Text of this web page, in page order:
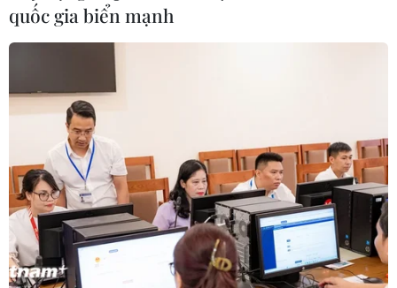
Nam thanh niên bị ngộ độc khí ôxít nitơ
do lạm dụng hít bóng cười
06/04/2018 14:16
Trung tâm Chống độc đang điều trị cho một bệnh nhân
nam 26 tuổi (ở Tây Hồ, Hà Nội) bị ngộ độc khí ôxít nitơ
quốc gia biển mạnh